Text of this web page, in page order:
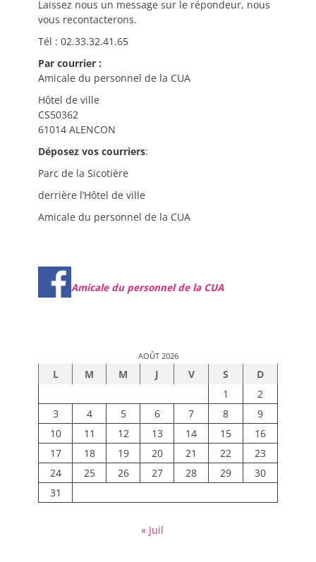
Laissez nous un message sur le répondeur, nous
vous recontacterons.
Tél : 02.33.32.41.65
Par courrier :
Amicale du personnel de la CUA
Hôtel de ville
CS50362
61014 ALENCON
Déposez vos courriers:
Parc de la Sicotière
derrière l’Hôtel de ville
Amicale du personnel de la CUA
Amicale du personnel de la CUA
AOÛT 2026
L M M J V S
D
1
2
3
4 5 6 7 8
9
10
11 12 13 14 15
16
17
18 19 20 21 22
23
24
25 26 27 28 29
30
31
« Juil